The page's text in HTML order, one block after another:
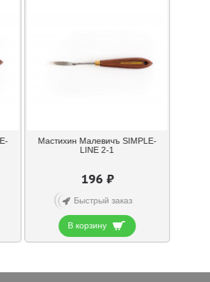
Мастихин Малевичъ SIMPLE-
LINE 2-1
196 ₽
Быстрый заказ
В корзину